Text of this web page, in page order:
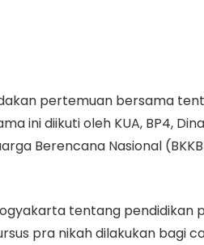
pertemuan bersama
diikuti oleh KUA, BP4,
Berencana Nasional
tentang pendidikan
pra nikah dilakukan bagi